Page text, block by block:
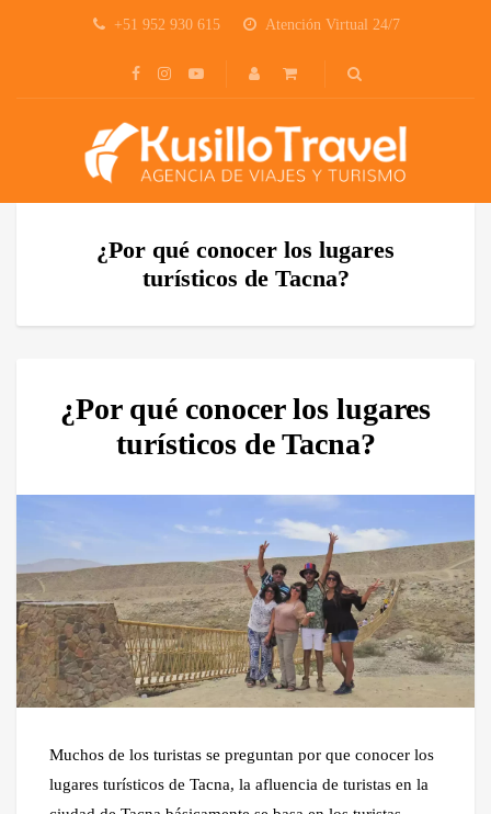
+51 952 930 615 Atención Virtual 24/7
¿Por qué conocer los lugares
turísticos de Tacna?
¿Por qué conocer los lugares
turísticos de Tacna?
Muchos de los turistas se preguntan por que conocer los
lugares turísticos de Tacna, la afluencia de turistas en la